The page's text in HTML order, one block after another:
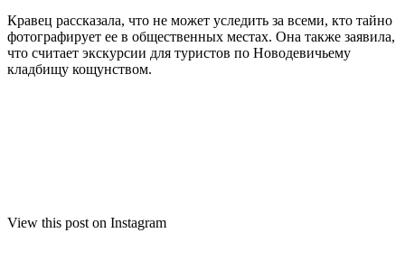
Кравец рассказала, что не может уследить за всеми, кто тайно
фотографирует ее в общественных местах. Она также заявила,
что считает экскурсии для туристов по Новодевичьему
кладбищу кощунством.
View this post on Instagram